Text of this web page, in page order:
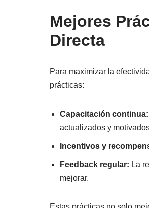
Mejores
Directa
Para maximizar la
prácticas:
Capacitación continua:
actualizados y
Incentivos y
Feedback regular: La
mejorar.